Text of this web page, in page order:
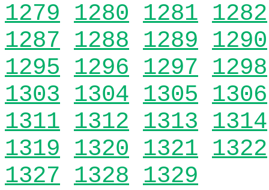
1279 1280 1281 1282
1287 1288 1289 1290
1295 1296 1297 1298
1303 1304 1305 1306
1311 1312 1313 1314
1319 1320 1321 1322
1327 1328 1329